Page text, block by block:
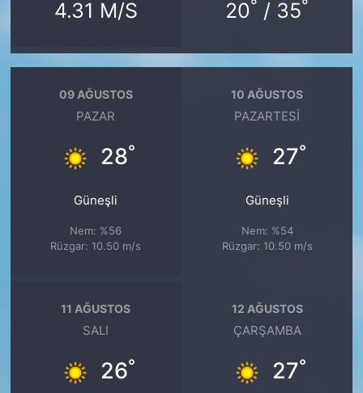
4.31 M/S 20° / 35°
09 AĞUSTOS
PAZAR
28°
Güneşli
Nem: %56
Rüzgar: 10.50 m/s
10 AĞUSTOS
PAZARTESI
27°
Güneşli
Nem: %54
Rüzgar: 10.50 m/s
11 AĞUSTOS
SALI
26°
12 AĞUSTOS
ÇARŞAMBA
27°